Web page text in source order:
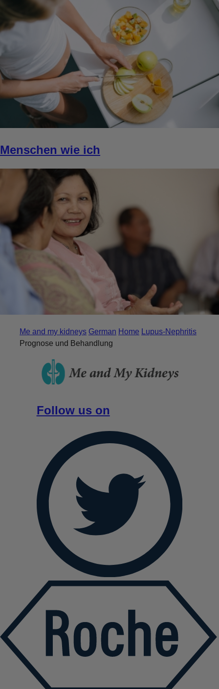
Menschen wie ich
Me and my kidneys German Home
Lupus-Nephritis
Prognose und Behandlung
Follow us on